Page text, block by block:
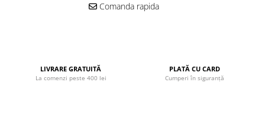
Paint Art
Comanda rapida
LIVRARE GRATUITĂ
La comenzi peste 400 lei
PLATĂ CU CARD
Cumperi în siguranță